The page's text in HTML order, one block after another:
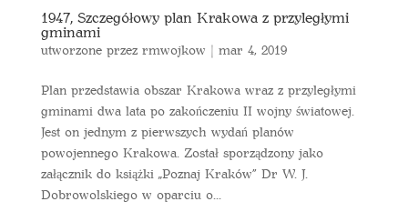
1947, Szczegółowy plan Krakowa z przyległymi
gminami
utworzone przez rmwojkow | mar 4, 2019
Plan przedstawia obszar Krakowa wraz z przyległymi
gminami dwa lata po zakończeniu II wojny światowej.
Jest on jednym z pierwszych wydań planów
powojennego Krakowa. Został sporządzony jako
załącznik do książki „Poznaj Kraków” Dr W. J.
Dobrowolskiego w oparciu o...